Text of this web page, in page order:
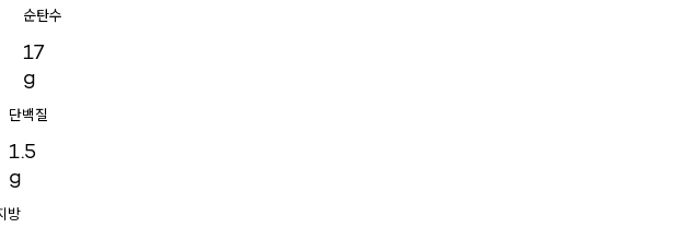
순탄수
17
g
단백질
1.5
g
방